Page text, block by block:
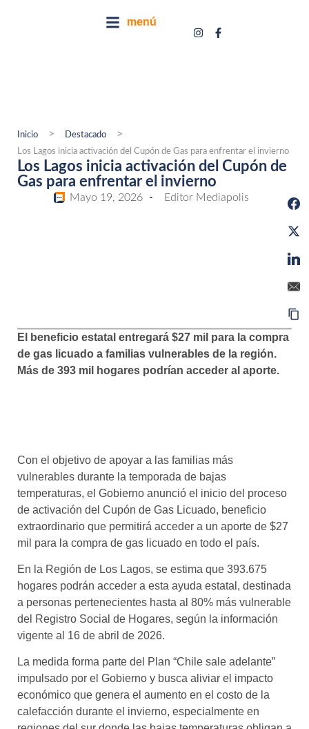
menú
Inicio > Destacado >
Los Lagos inicia activación del Cupón de Gas para enfrentar el invierno
Los Lagos inicia activación del Cupón de
Gas para enfrentar el invierno
Mayo 19, 2026 Editor Mediapolis
El beneficio estatal entregará $27 mil para la compra
de gas licuado a familias vulnerables de la región.
Más de 393 mil hogares podrían acceder al aporte.
Con el objetivo de apoyar a las familias más
vulnerables durante la temporada de bajas
temperaturas, el Gobierno anunció el inicio del proceso
de activación del Cupón de Gas Licuado, beneficio
extraordinario que permitirá acceder a un aporte de $27
mil para la compra de gas licuado en todo el país.
En la Región de Los Lagos, se estima que 393.675
hogares podrán acceder a esta ayuda estatal, destinada
a personas pertenecientes hasta al 80% más vulnerable
del Registro Social de Hogares, según la información
vigente al 16 de abril de 2026.
La medida forma parte del Plan “Chile sale adelante”
impulsado por el Gobierno y busca aliviar el impacto
económico que genera el aumento en el costo de la
calefacción durante el invierno, especialmente en